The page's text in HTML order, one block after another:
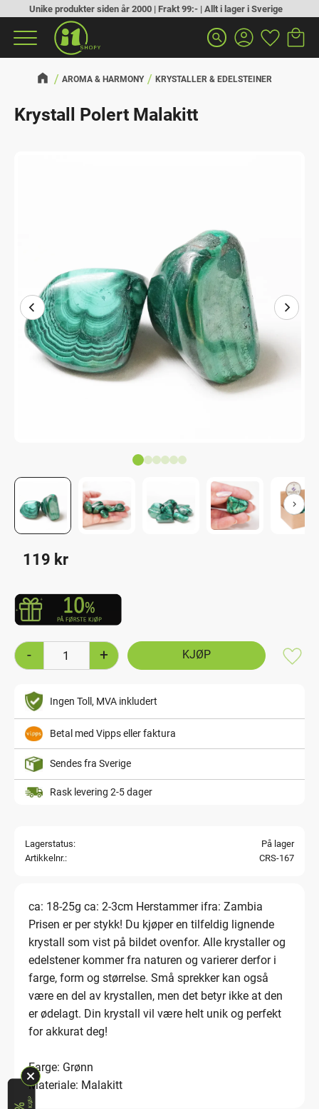
Meny
Unike produkter siden år 2000 | Frakt 99:- | Allt i lager i Sverige
search
AROMA & HARMONY KRYSTALLER & EDELSTEINER
Krystall Polert Malakitt
119 kr
+
-
Ingen Toll, MVA inkludert
Betal med Vipps eller faktura
Sendes fra Sverige
Rask levering 2-5 dager
Lagerstatus
På lager
Artikkelnr.
CRS-167
ca: 18-25g ca: 2-3cm Herstammer ifra: Zambia
Prisen er per stykk! Du kjøper en tilfeldig lignende
krystall som vist på bildet ovenfor. Alle krystaller og
edelstener kommer fra naturen og varierer derfor i
farge, form og størrelse. Små sprekker kan også
være en del av krystallen, men det betyr ikke at den
er ødelagt. Din krystall vil være helt unik og perfekt
for akkurat deg!
Farge: Grønn
Materiale: Malakitt